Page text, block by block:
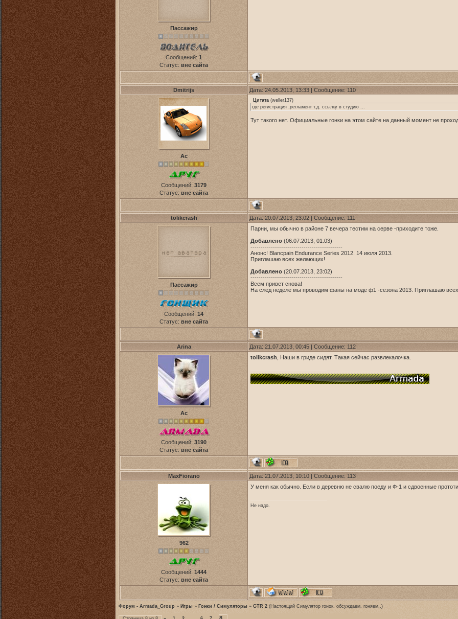
Пассажир
Сообщений: 1
Статус: вне сайта
Dmitrijs Дата: 24.05.2013, 13:33 | Сообщение: 110
Ас
Сообщений: 3179
Статус: вне сайта
Цитата (weller137)
где регистрация ,регламент т.д. ссылку в студию ...
Тут такого нет. Официальные гонки на этом сайте на данный момент не
tolikcrash Дата: 20.07.2013, 23:02 | Сообщение: 111
Пассажир
Сообщений: 14
Статус: вне сайта
Парни, мы обычно в районе 7 вечера тестим на серве -приходите тоже.
Добавлено (06.07.2013, 01:03)
---------------------------------------------
Анонс! Blancpain Endurance Series 2012. 14 июля 2013.
Приглашаю всех желающих!
Добавлено (20.07.2013, 23:02)
---------------------------------------------
Всем привет снова!
На след неделе мы проводим фаны на моде ф1 -сезона 2013. Приглашаю
Arina Дата: 21.07.2013, 00:45 | Сообщение: 112
Ас
Сообщений: 3190
Статус: вне сайта
tolikcrash , Наши в гриде сидят. Такая сейчас развлекалочка.
MaxFiorano Дата: 21.07.2013, 10:10 | Сообщение: 113
962
Сообщений: 1444
Статус: вне сайта
У меня как обычно. Если в деревню не свалю поеду и Ф-1 и сдвоенные
Не надо.
Форум - Armada_Group » Игры » Гонки / Симуляторы » GTR 2 (Настоящий Симулятор гонок, обсуждаем, гоняем..)